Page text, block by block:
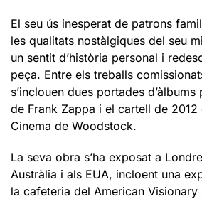
El seu ús inesperat de patrons
les qualitats nostàlgiques del seu
un sentit d’història personal i
peça. Entre els treballs
s’inclouen dues portades
de Frank Zappa i el cartell de 2012
Cinema de Woodstock.
La seva obra s’ha exposat a
Austràlia i als EUA, incloent una
la cafeteria del American Visionary